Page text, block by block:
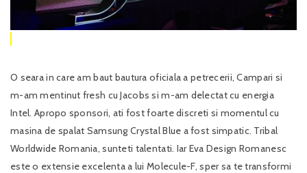
O seara in care am baut bautura oficiala a petrecerii, Campari si
m-am mentinut fresh cu Jacobs si m-am delectat cu energia
Intel. Apropo sponsori, ati fost foarte discreti si momentul cu
masina de spalat Samsung Crystal Blue a fost simpatic. Tribal
Worldwide Romania, sunteti talentati. Iar Eva Design Romanesc
este o extensie excelenta a lui Molecule-F, sper sa te transformi